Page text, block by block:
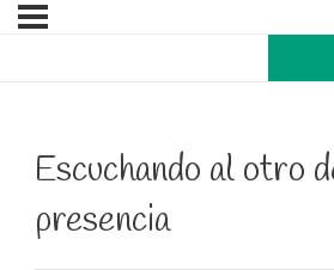
Escuchando al otro
presencia